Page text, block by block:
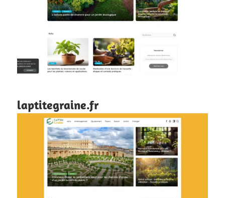
laptitegraine.fr